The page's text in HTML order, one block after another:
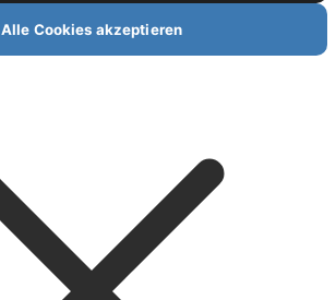
Alle Cookies akzeptieren